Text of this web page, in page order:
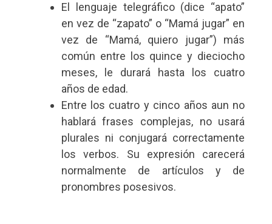
El lenguaje telegráfico (dice “apato”
en vez de “zapato” o “Mamá jugar” en
vez de “Mamá, quiero jugar”) más
común entre los quince y dieciocho
meses, le durará hasta los cuatro
años de edad.
Entre los cuatro y cinco años aun no
hablará frases complejas, no usará
plurales ni conjugará correctamente
los verbos. Su expresión carecerá
normalmente de artículos y de
pronombres posesivos.